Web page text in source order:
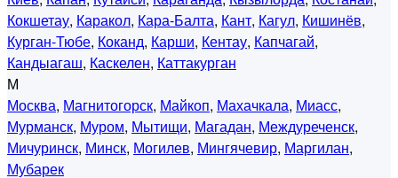
Кокшетау, Каракол, Кара-Балта, Кант, Кагул, Кишинёв,
Курган-Тюбе, Коканд, Карши, Кентау, Капчагай,
Кандыагаш, Каскелен, Каттакурган
М
Москва, Магнитогорск, Майкоп, Махачкала, Миасс,
Мурманск, Муром, Мытищи, Магадан, Междуреченск,
Мичуринск, Минск, Могилев, Мингячевир, Маргилан,
Мубарек